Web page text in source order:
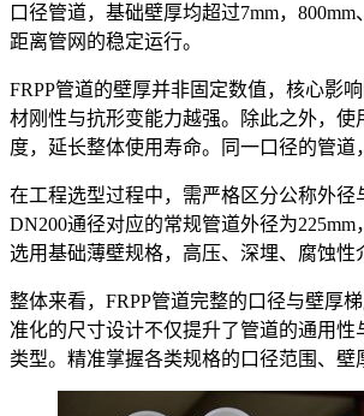
口径管道，基础壁厚均超过7mm，
距离管网的稳定运行。
FRPP管道的壁厚并非固定数值，核心影
材刚性与抗形变能力越强。除此之外，
度，延长整体使用寿命。同一口径的管
在工程选型过程中，需严格区分公称外
DN200通径对应的常规管道外径为
选用基础薄壁规格，高压、深埋、腐蚀性
整体来看，FRPP管道完整的口径与壁厚
准化的尺寸设计不仅提升了管道的通用
类型。精准掌握各类规格的口径范围、